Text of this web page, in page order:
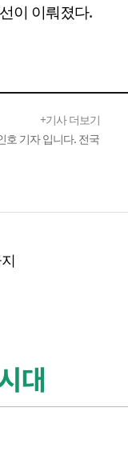
이 이뤄졌다.
+기사 더보기
호 기자 입니다. 전국